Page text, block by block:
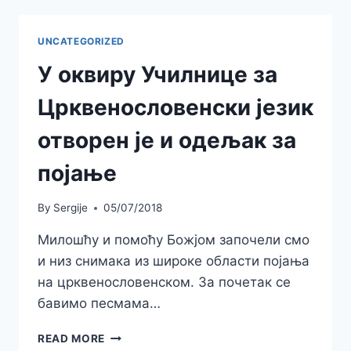
UNCATEGORIZED
У оквиру Училнице за
Црквенословенски језик
отворен је и одељак за
појање
By Sergije 05/07/2018
Милошћу и помоћу Божјом започели смо
и низ снимака из широке области појања
на црквенословенском. За почетак се
бавимо песмама…
READ MORE У